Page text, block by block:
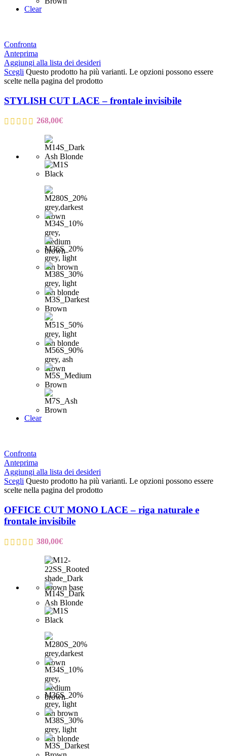
Clear
Confronta
Anteprima
Aggiungi alla lista dei desideri
Scegli Questo prodotto ha più varianti. Le opzioni possono essere
scelte nella pagina del prodotto
STYLISH CUT LACE – frontale invisibile
268,00€
Clear
Confronta
Anteprima
Aggiungi alla lista dei desideri
Scegli Questo prodotto ha più varianti. Le opzioni possono essere
scelte nella pagina del prodotto
OFFICE CUT MONO LACE – riga naturale e
frontale invisibile
380,00€